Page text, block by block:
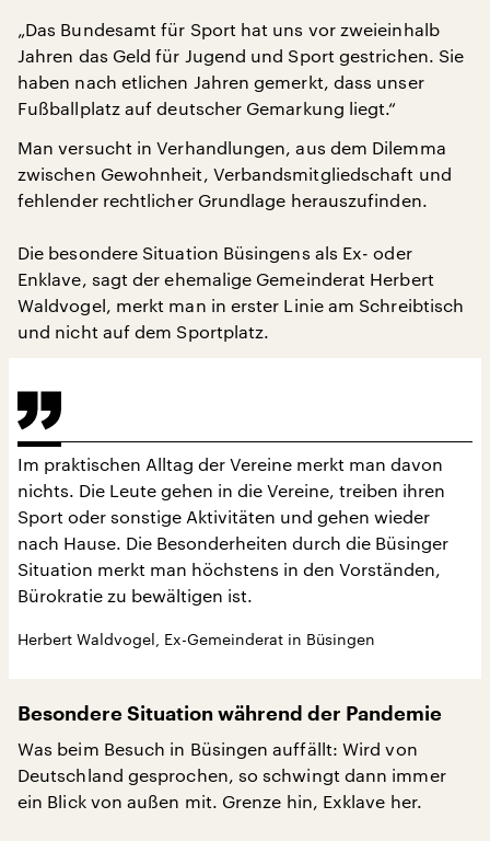
„Das Bundesamt für Sport hat uns vor zweieinhalb
Jahren das Geld für Jugend und Sport gestrichen. Sie
haben nach etlichen Jahren gemerkt, dass unser
Fußballplatz auf deutscher Gemarkung liegt.“
Man versucht in Verhandlungen, aus dem Dilemma
zwischen Gewohnheit, Verbandsmitgliedschaft und
fehlender rechtlicher Grundlage herauszufinden.
Die besondere Situation Büsingens als Ex- oder
Enklave, sagt der ehemalige Gemeinderat Herbert
Waldvogel, merkt man in erster Linie am Schreibtisch
und nicht auf dem Sportplatz.
Im praktischen Alltag der Vereine merkt man davon
nichts. Die Leute gehen in die Vereine, treiben ihren
Sport oder sonstige Aktivitäten und gehen wieder
nach Hause. Die Besonderheiten durch die Büsinger
Situation merkt man höchstens in den Vorständen,
Bürokratie zu bewältigen ist.
Herbert Waldvogel, Ex-Gemeinderat in Büsingen
Besondere Situation während der Pandemie
Was beim Besuch in Büsingen auffällt: Wird von
Deutschland gesprochen, so schwingt dann immer
ein Blick von außen mit. Grenze hin, Exklave her.